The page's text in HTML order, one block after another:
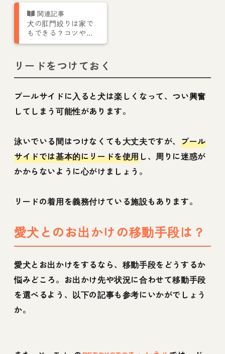
犬の肛門絞りは家で
もできる？コツや頻
度、分泌液の種類ま
リードをつけておく
プールサイドに入ると犬は楽しくなって、つい興奮
してしまう可能性があります。
泳いでいる間はつけなくても大丈夫ですが、 プール
サイドでは基本的にリードを使用し、周りに迷惑が
かからないように心がけましょう。
リードの着用を義務付けている施設もあります。
愛犬とのお出かけの移動手段は？
愛犬とお出かけをするなら、移動手段をどうするか
悩みどころ。お出かけ先や状況に合わせて移動手段
を選べるよう、以下の記事も参考にいかがでしょう
か。